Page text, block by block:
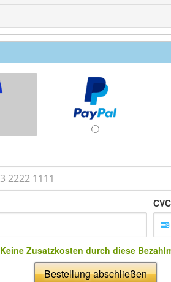
CVC
Keine Zusatzkosten durch diese
Bestellung abschließen